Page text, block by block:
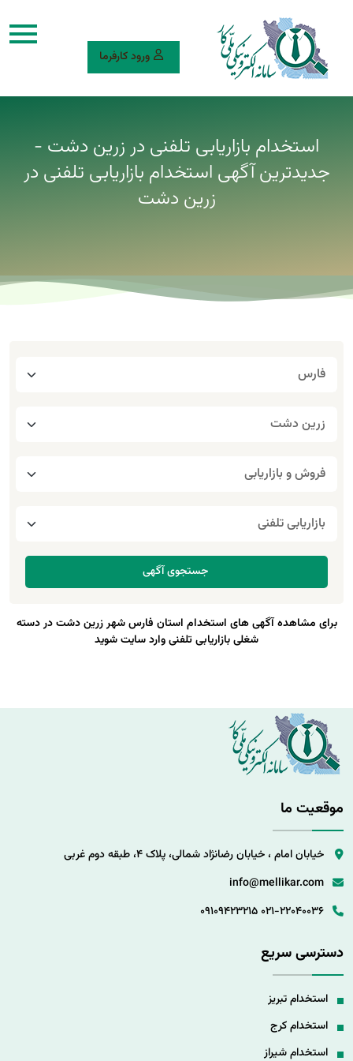
ورود کارفرما
استخدام بازاریابی تلفنی در زرین دشت -
جدیدترین آگهی استخدام بازاریابی تلفنی در
زرین دشت
برای مشاهده آگهی های استخدام استان فارس شهر زرین دشت در دسته
شغلی بازاریابی تلفنی وارد سایت شوید
موقعیت ما
خیابان امام ، خیابان رضانژاد شمالی، پلاک 4، طبقه دوم غربی
info@mellikar.com
021-22040036
09109423215
دسترسی سریع
استخدام تبریز
استخدام کرج
استخدام شیراز